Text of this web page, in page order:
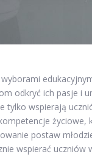
odkryć ich pasje i
tylko wspierają
postaw
wspierać uczniów